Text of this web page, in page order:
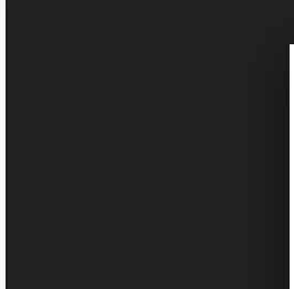
Sketchbook5, 스
Sketchbook5, 스
Sketchbook5, 스
Sketchbook5, 스